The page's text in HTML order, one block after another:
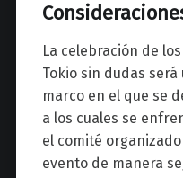
La celebración de
Tokio sin dudas
marco en el que se
a los cuales se
el comité
evento de manera